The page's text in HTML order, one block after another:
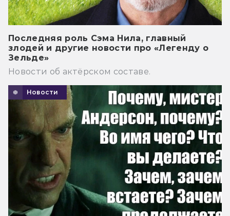
Последняя роль Сэма Нила, главный
злодей и другие новости про «Легенду о
Зельде»
Новости об актёрском составе.
Новости